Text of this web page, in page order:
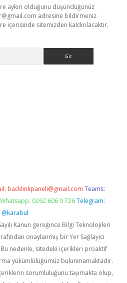
aykırı olduğunu düşündüğünüz
adresine bildirmeniz
içerisinde sitemizden kaldırılacaktır.
backlinkpaneli@gmail.com Teams:
Whatsapp: 0262 606 0 726 Telegram:
@karabul
Kanun gereğince Bilgi Teknolojileri
onaylanmış bir Yer Sağlayıcı
nedenle, sitedeki içerikleri proaktif
yükümlülüğümüz bulunmamaktadır.
sorumluluğunu taşımakta olup,